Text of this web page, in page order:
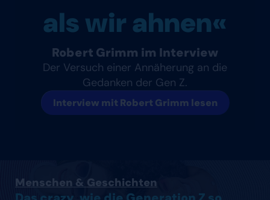
als wir ahnen«
Robert Grimm im Interview
Der Versuch einer Annäherung an die
Gedanken der Gen Z.
Interview mit Robert Grimm lesen
Menschen & Geschichten